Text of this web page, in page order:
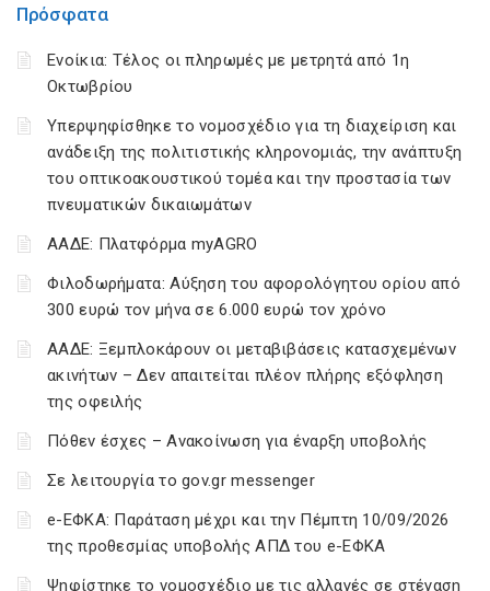
Πρόσφατα
Ενοίκια: Τέλος οι πληρωμές με μετρητά από 1η
Οκτωβρίου
Υπερψηφίσθηκε το νομοσχέδιο για τη διαχείριση και
ανάδειξη της πολιτιστικής κληρονομιάς, την ανάπτυξη
του οπτικοακουστικού τομέα και την προστασία των
πνευματικών δικαιωμάτων
ΑΑΔΕ: Πλατφόρμα myAGRO
Φιλοδωρήματα: Αύξηση του αφορολόγητου ορίου από
300 ευρώ τον μήνα σε 6.000 ευρώ τον χρόνο
ΑΑΔΕ: Ξεμπλοκάρουν οι μεταβιβάσεις κατασχεμένων
ακινήτων – Δεν απαιτείται πλέον πλήρης εξόφληση
της οφειλής
Πόθεν έσχες – Ανακοίνωση για έναρξη υποβολής
Σε λειτουργία το gov.gr messenger
e-ΕΦΚΑ: Παράταση μέχρι και την Πέμπτη 10/09/2026
της προθεσμίας υποβολής ΑΠΔ του e-ΕΦΚΑ
Ψηφίστηκε το νομοσχέδιο με τις αλλαγές σε στέγαση